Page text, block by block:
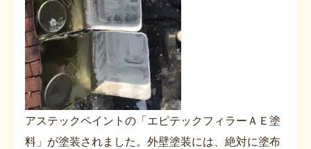
アステックペイントの「エピテックフィラーＡＥ塗
料」が塗装されました。外壁塗装には、絶対に塗布